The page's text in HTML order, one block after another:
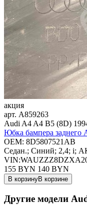
акция
арт. A859263
Audi A4 A4 B5 (8D)
Юбка бампера заднего
OEM: 8D5807521AB
Седан.; Синий; 2,4; i;
155 BYN 140 BYN
В корзинуВ корзине
Другие модели